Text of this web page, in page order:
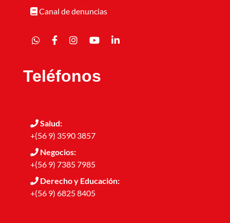
Canal de denuncias
Teléfonos
Salud:
+(56 9) 3590 3857
Negocios:
+(56 9) 7385 7985
Derecho y Educación:
+(56 9) 6825 8405